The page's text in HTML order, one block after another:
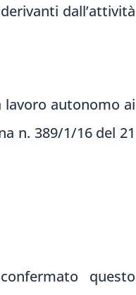
dall’attività
lavoro autonomo ai
n. 389/1/16 del 21
questo